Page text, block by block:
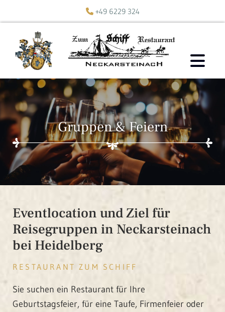
 +49 6229 324
Gruppen & Feiern
Eventlocation und Ziel für
Reisegruppen in Neckarsteinach
bei Heidelberg
RESTAURANT ZUM SCHIFF
Sie suchen ein Restaurant für Ihre
Geburtstagsfeier, für eine Taufe, Firmenfeier oder